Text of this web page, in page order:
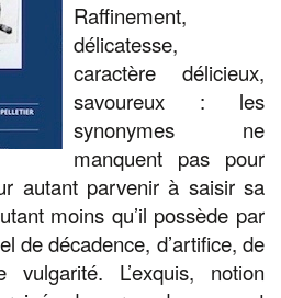
Raffinement,
délicatesse,
caractère délicieux,
savoureux : les
synonymes ne
manquent pas pour
autant parvenir à saisir sa
moins qu’il possède par
de décadence, d’artifice, de
vulgarité. L’exquis, notion